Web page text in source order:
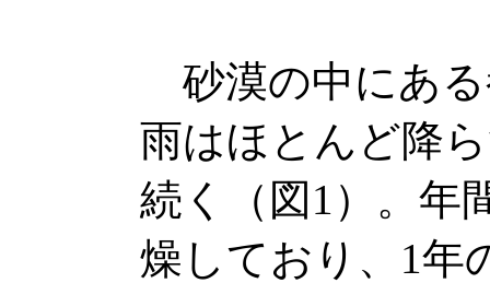
砂漠の中にあ
雨はほとんど降
続く（図1）。年
燥しており、1年